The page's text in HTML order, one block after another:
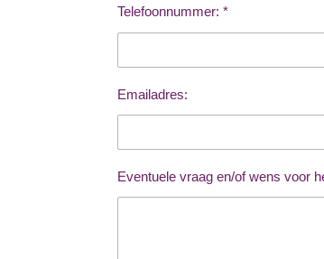
Telefoonnummer: *
Emailadres:
Eventuele vraag en/of wens voor